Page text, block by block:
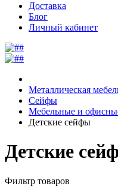
Доставка
Блог
Личный кабинет
Металлическая
Сейфы
Мебельные и
Детские сейфы
Детские
Фильтр товаров